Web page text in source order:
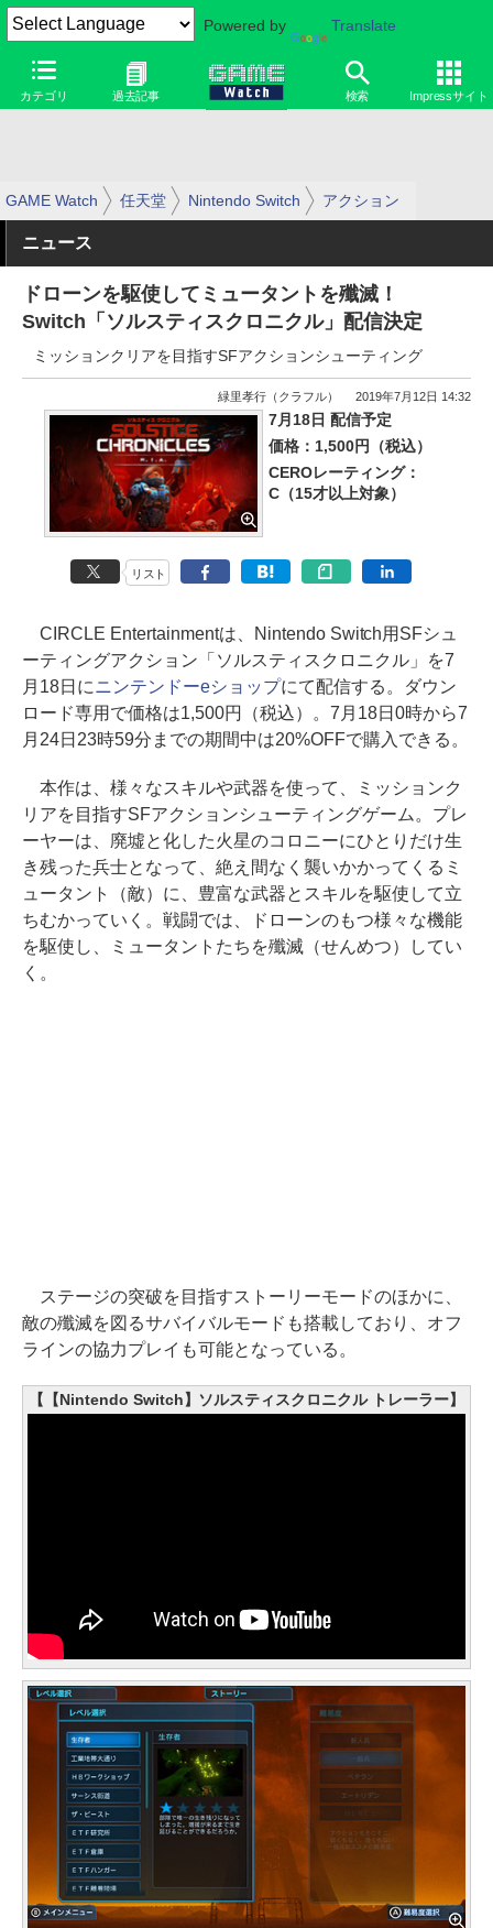
Powered by Translate
カテゴリ 過去記事 検索 Impressサイト
GAME Watch 任天堂 Nintendo Switch アクション
ニュース
ドローンを駆使してミュータントを殲滅！
Switch「ソルスティスクロニクル」配信決定
ミッションクリアを目指すSFアクションシューティング
緑里孝行（クラフル） 2019年7月12日 14:32
7月18日 配信予定
価格：1,500円（税込）
CEROレーティング：
C（15才以上対象）
リスト
CIRCLE Entertainmentは、Nintendo Switch用SFシュ
ーティングアクション「ソルスティスクロニクル」を7
月18日にニンテンドーeショップにて配信する。ダウン
ロード専用で価格は1,500円（税込）。7月18日0時から7
月24日23時59分までの期間中は20%OFFで購入できる。
本作は、様々なスキルや武器を使って、ミッションク
リアを目指すSFアクションシューティングゲーム。プレ
ーヤーは、廃墟と化した火星のコロニーにひとりだけ生
き残った兵士となって、絶え間なく襲いかかってくるミ
ュータント（敵）に、豊富な武器とスキルを駆使して立
ちむかっていく。戦闘では、ドローンのもつ様々な機能
を駆使し、ミュータントたちを殲滅（せんめつ）してい
く。
ステージの突破を目指すストーリーモードのほかに、
敵の殲滅を図るサバイバルモードも搭載しており、オフ
ラインの協力プレイも可能となっている。
【【Nintendo Switch】ソルスティスクロニクル トレーラー】